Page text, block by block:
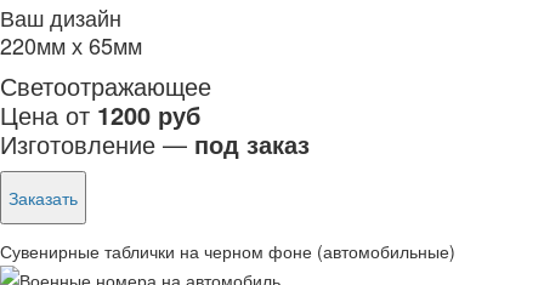
Ваш дизайн
220мм х 65мм
Светоотражающее
Цена от 1200 руб
Изготовление — под заказ
Заказать
Сувенирные таблички на черном фоне (автомобильные)